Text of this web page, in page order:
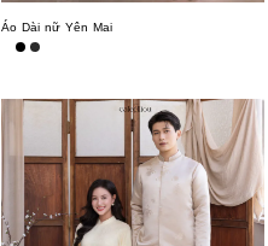
Áo Dài nữ Yên Mai